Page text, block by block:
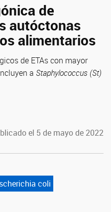
de
autóctonas
alimentarios
de ETAs con mayor
a Staphylococcus (St)
el 5 de mayo de 2022
coli